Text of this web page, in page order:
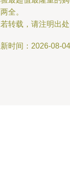
全。
转载，请注明出
时间：2026-08-